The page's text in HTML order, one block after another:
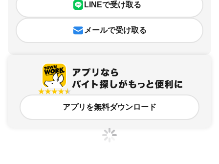
LINEで受け取る
メールで受け取る
アプリを無料ダウンロード